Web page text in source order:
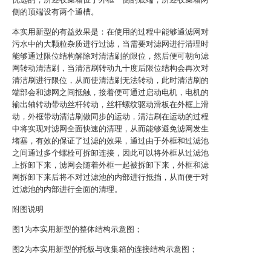
侧的顶端设有两个通槽。
本实用新型的有益效果是：在使用的过程中能够通滤网对
污水中的大颗粒杂质进行过滤，当需要对滤网进行清理时
能够通过限位结构解除对清洁刷的限位，然后便可朝向滤
网转动清洁刷，当清洁刷转动九十度后限位结构会再次对
清洁刷进行限位，从而使清洁刷无法转动，此时清洁刷的
端部会和滤网之间抵触，接着便可通过启动电机，电机的
输出轴转动带动丝杆转动，丝杆螺纹驱动滑板在外框上滑
动，外框带动清洁刷做同步的运动，清洁刷在运动的过程
中将实现对滤网全面快速的清理，从而能够避免滤网发生
堵塞，有效的保证了过滤的效果，通过由于外框和过滤池
之间通过多个螺栓可拆卸连接，因此可以将外框从过滤池
上拆卸下来，滤网会随着外框一起被拆卸下来，外框和滤
网拆卸下来后将不对过滤池的内部进行抵挡，从而便于对
过滤池的内部进行全面的清理。
附图说明
图1为本实用新型的整体结构示意图；
图2为本实用新型的托板与收集箱的连接结构示意图；